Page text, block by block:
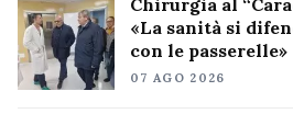
Chirurgia al
«La sanità si
con le passerelle»
07 AGO 2026